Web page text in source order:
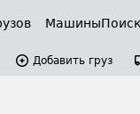
Машины
Добавить груз